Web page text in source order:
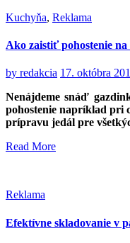
Kuchyňa, Reklama
Ako zaistiť pohostenie na
by redakcia 17. októbra
Nenájdeme snáď
pohostenie napríklad pri
prípravu jedál pre
Read More
Reklama
Efektívne skladovanie v